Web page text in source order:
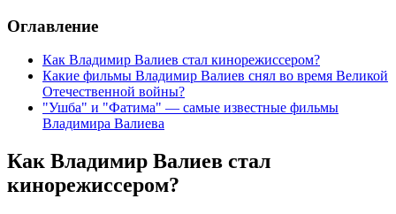
Оглавление
Как Владимир Валиев стал кинорежиссером?
Какие фильмы Владимир Валиев снял во время Великой
Отечественной войны?
"Ушба" и "Фатима" — самые известные фильмы
Владимира Валиева
Как Владимир Валиев стал
кинорежиссером?